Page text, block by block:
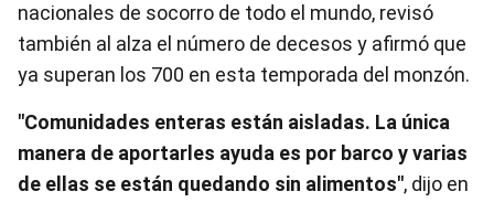
nacionales de socorro de todo el mundo, revisó
también al alza el número de decesos y afirmó que
ya superan los 700 en esta temporada del monzón.
"Comunidades enteras están aisladas. La única
manera de aportarles ayuda es por barco y varias
de ellas se están quedando sin alimentos", dijo en